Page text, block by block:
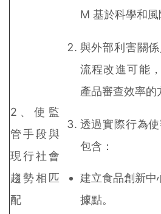
2、使監
管手段與
現行社會
趨勢相匹
配
M 基於科學和風
與外部利害關
流程改進可能
產品審查效率的
透過實際行為
包含：
建立食品創新中
據點。